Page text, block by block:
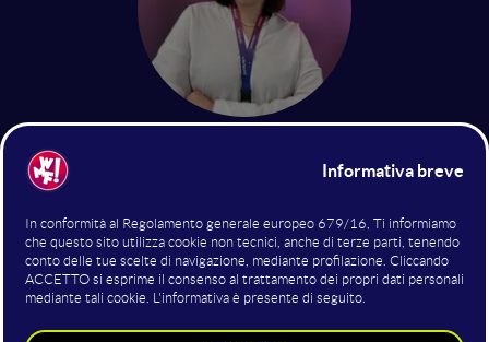
International management graduate